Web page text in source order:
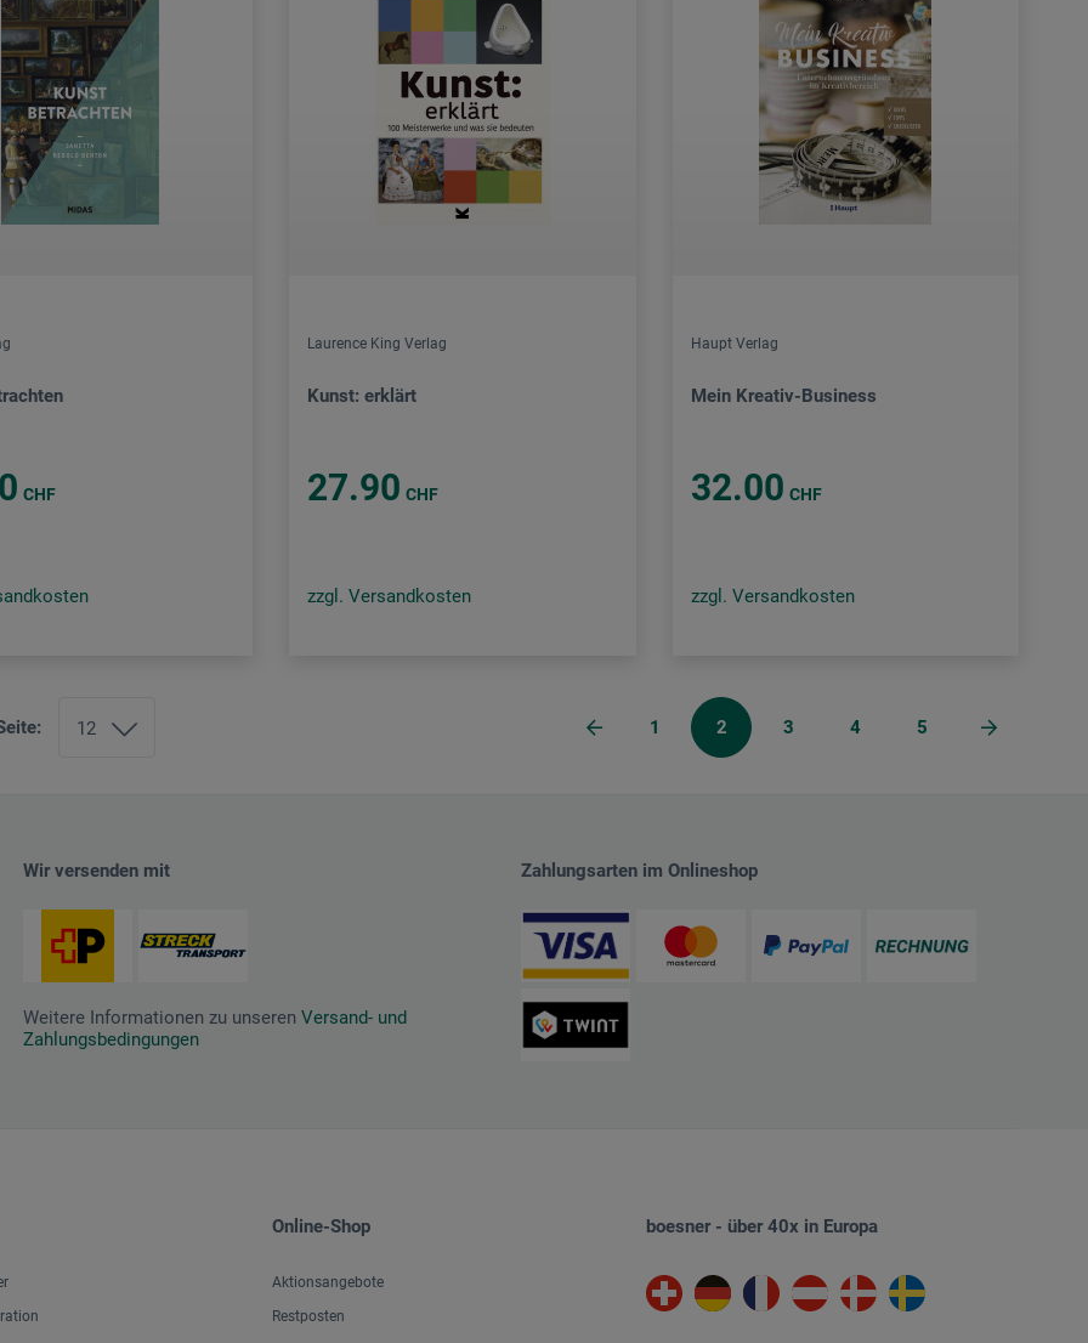
CHF
Laurence King Verlag
Kunst: erklärt
27.90 CHF
zzgl. Versandkosten
Haupt Verlag
Mein Kreativ-Business
32.00 CHF
zzgl. Versandkosten
1 2 3 4 5
Wir versenden mit
Weitere Informationen zu unseren Versand- und
Zahlungsbedingungen
Zahlungsarten im Onlineshop
Online-Shop
Aktionsangebote
Restposten
boesner - über 40x in Europa